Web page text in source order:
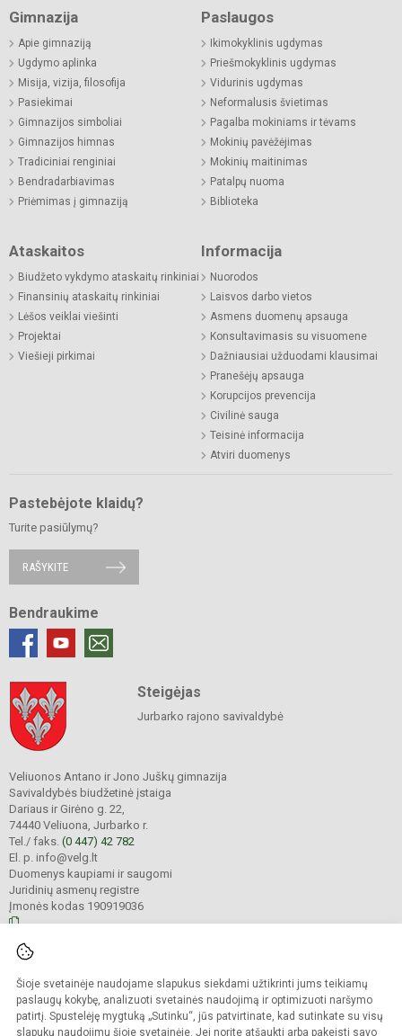
Šioje svetainėje naudojame slapukus siekdami užtikrinti jums teikiamų
paslaugų kokybę, analizuoti svetainės naudojimą ir optimizuoti naršymo
patirtį. Spustelėję mygtuką „Sutinku“, jūs patvirtinate, kad sutinkate su visų
slapukų naudojimu šioje svetainėje. Jei norite atšaukti arba pakeisti savo
Gimnazija
Apie gimnaziją
Ugdymo aplinka
Misija, vizija, filosofija
Pasiekimai
Gimnazijos simboliai
Gimnazijos himnas
Tradiciniai renginiai
Bendradarbiavimas
Priėmimas į gimnaziją
Paslaugos
Ikimokyklinis ugdymas
Priešmokyklinis ugdymas
Vidurinis ugdymas
Neformalusis švietimas
Pagalba mokiniams ir tėvams
Mokinių pavėžėjimas
Mokinių maitinimas
Patalpų nuoma
Biblioteka
Ataskaitos
Biudžeto vykdymo ataskaitų rinkiniai
Finansinių ataskaitų rinkiniai
Lėšos veiklai viešinti
Projektai
Viešieji pirkimai
Informacija
Nuorodos
Laisvos darbo vietos
Asmens duomenų apsauga
Konsultavimasis su visuomene
Dažniausiai užduodami klausimai
Pranešėjų apsauga
Korupcijos prevencija
Civilinė sauga
Teisinė informacija
Atviri duomenys
Pastebėjote klaidų?
Turite pasiūlymų?
RAŠYKITE
Bendraukime
Steigėjas
Jurbarko rajono savivaldybė
Veliuonos Antano ir Jono Juškų gimnazija
Savivaldybės biudžetinė įstaiga
Dariaus ir Girėno g. 22,
74440 Veliuona, Jurbarko r.
Tel./ faks. (0 447) 42 782
El. p. info@velg.lt
Duomenys kaupiami ir saugomi
Juridinių asmenų registre
Įmonės kodas 190919036
Kopijuoti turinį be raštiško gimnazijos administracijos sutikimo griežtai
draudžiama.
Prieinamumo paraiška Slapukų valdymas